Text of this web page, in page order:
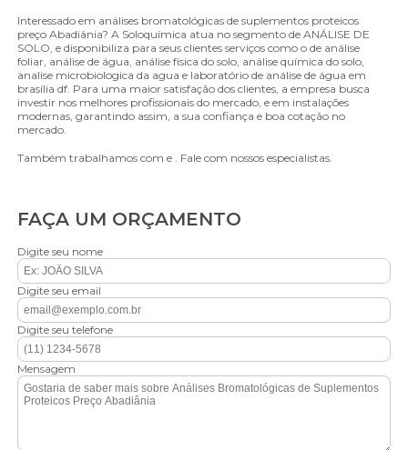
Interessado em análises bromatológicas de suplementos proteicos
preço Abadiânia? A Soloquímica atua no segmento de ANÁLISE DE
SOLO, e disponibiliza para seus clientes serviços como o de análise
foliar, análise de água, análise física do solo, análise química do solo,
analise microbiologica da agua e laboratório de análise de água em
brasília df. Para uma maior satisfação dos clientes, a empresa busca
investir nos melhores profissionais do mercado, e em instalações
modernas, garantindo assim, a sua confiança e boa cotação no
mercado.
Também trabalhamos com e . Fale com nossos especialistas.
FAÇA UM ORÇAMENTO
Digite seu nome
Digite seu email
Digite seu telefone
Mensagem